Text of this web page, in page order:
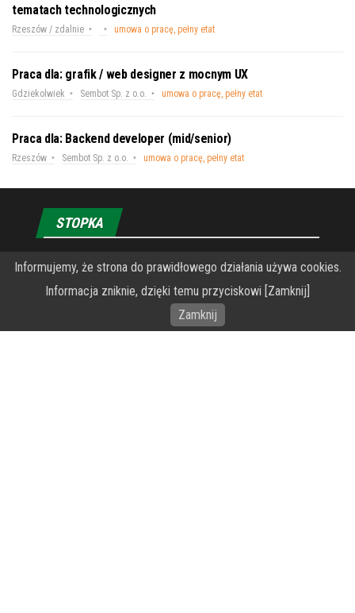
tematach technologicznych
Rzeszów / zdalnie umowa o pracę, pełny etat
Praca dla: grafik / web designer z mocnym UX
Gdziekolwiek Sembot Sp. z o.o. umowa o pracę, pełny etat
Praca dla: Backend developer (mid/senior)
Rzeszów Sembot Sp. z o.o. umowa o pracę, pełny etat
STOPKA
O Fundacji PRZEkarpacie
Wykonanie portalu – specjaliści stron www WordPress
Informujemy, że strona do prawidłowego działania używa cookies.
Informacja zniknie, dzięki temu przyciskowi [Zamknij]
Zamknij